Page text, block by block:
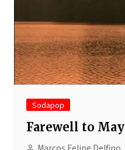
Sodapop
Farewell to May